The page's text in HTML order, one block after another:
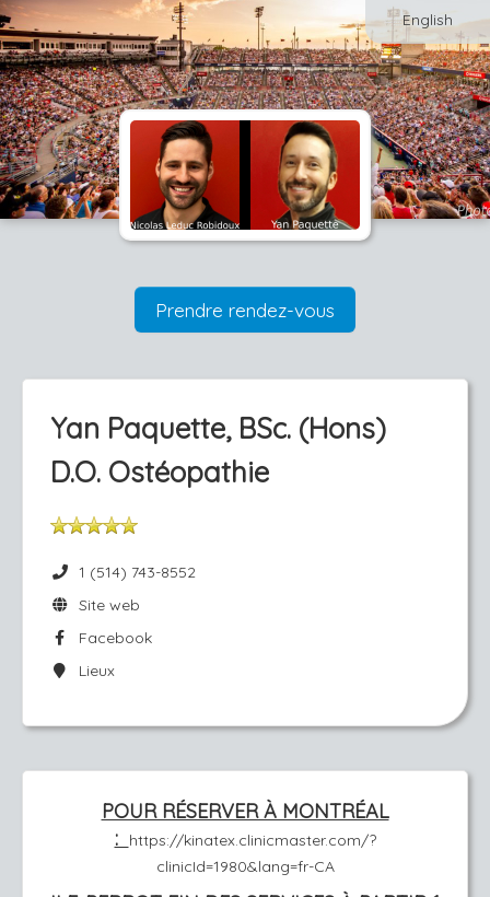
English
Prendre rendez-vous
Yan Paquette, BSc. (Hons)
D.O. Ostéopathie
1 (514) 743-8552
Site web
Facebook
Lieux
POUR RÉSERVER À MONTRÉAL
:
https://kinatex.clinicmaster.com/?
clinicId=1980&lang=fr-CA